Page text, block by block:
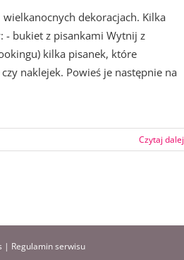
dekoracjach. Kilka
- bukiet z pisankami Wytnij z
kilka pisanek, które
naklejek. Powieś je następnie na
Czytaj dalej
| Regulamin serwisu